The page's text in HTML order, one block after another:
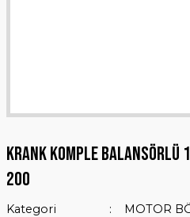
KRANK KOMPLE
200
Kategori
MOTOR